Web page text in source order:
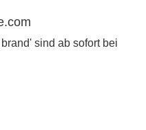
sind ab sofort bei